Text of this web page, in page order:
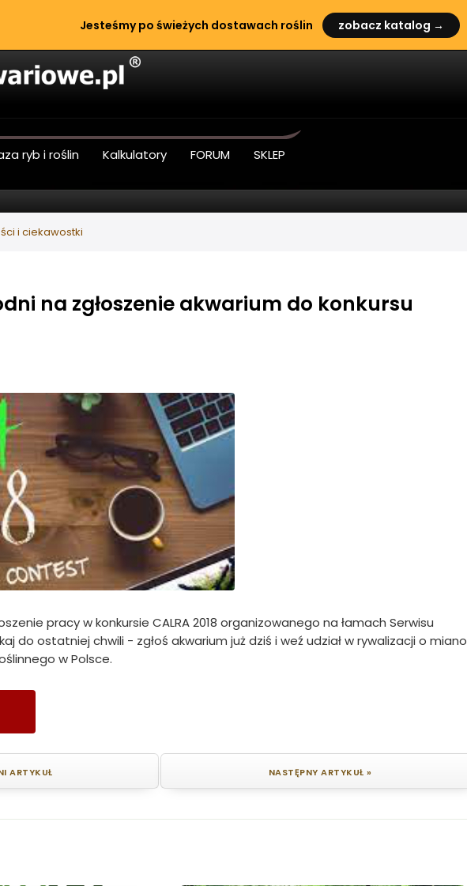
Jesteśmy po świeżych dostawach roślin zobacz katalog →
ryb i roślin Kalkulatory FORUM SKLEP
i ciekawostki
na zgłoszenie akwarium do konkursu
pracy w konkursie CALRA 2018 organizowanego na łamach Serwisu
do ostatniej chwili - zgłoś akwarium już dziś i weź udział w rywalizacji o miano
w Polsce.
ARTYKUŁ NASTĘPNY ARTYKUŁ »